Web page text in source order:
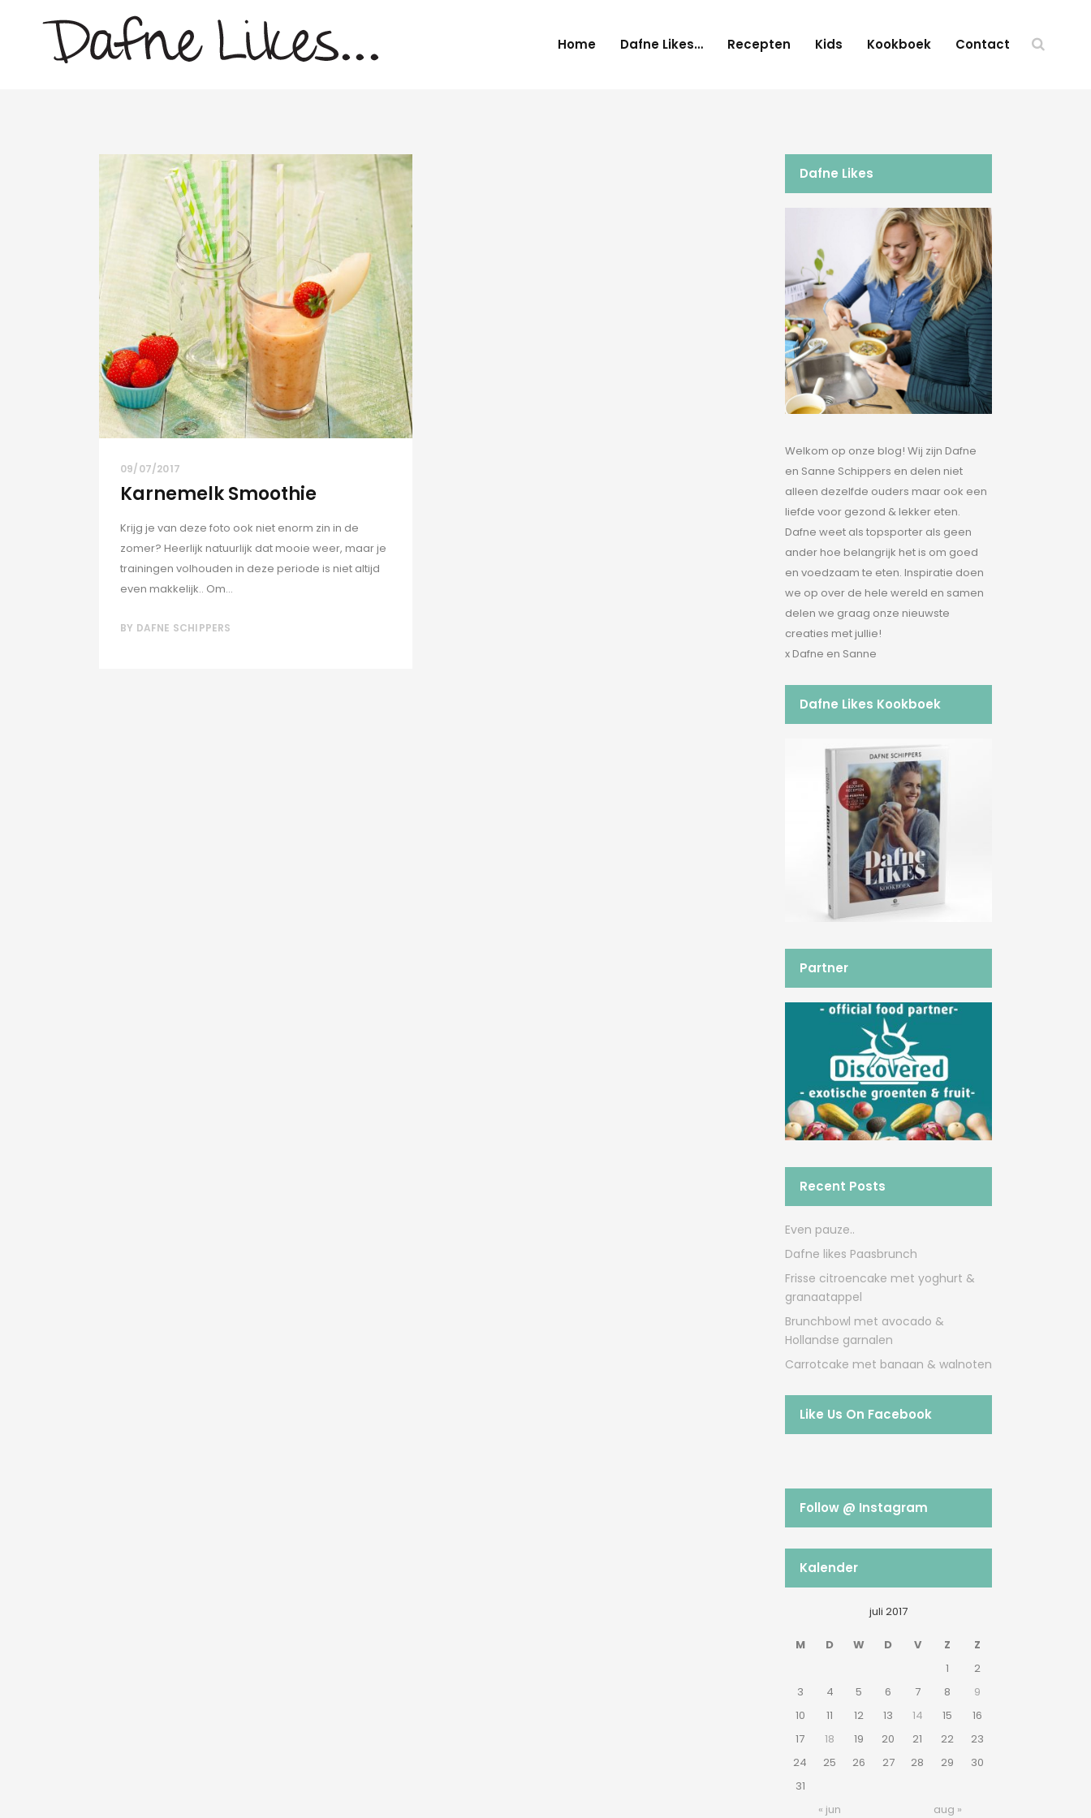
Home Dafne Likes… Recepten Kids Kookboek Contact
09/07/2017
Karnemelk Smoothie
Krijg je van deze foto ook niet enorm zin in de
zomer? Heerlijk natuurlijk dat mooie weer, maar je
trainingen volhouden in deze periode is niet altijd
even makkelijk.. Om...
BY DAFNE SCHIPPERS
Dafne Likes
Welkom op onze blog! Wij zijn Dafne
en Sanne Schippers en delen niet
alleen dezelfde ouders maar ook een
liefde voor gezond & lekker eten.
Dafne weet als topsporter als geen
ander hoe belangrijk het is om goed
en voedzaam te eten. Inspiratie doen
we op over de hele wereld en samen
delen we graag onze nieuwste
creaties met jullie!
x Dafne en Sanne
Dafne Likes Kookboek
Partner
Recent Posts
Even pauze..
Dafne likes Paasbrunch
Frisse citroencake met yoghurt &
granaatappel
Brunchbowl met avocado &
Hollandse garnalen
Carrotcake met banaan & walnoten
Like Us On Facebook
Follow @ Instagram
Kalender
juli 2017
M D W D V Z Z
« jun aug »
1
2
3
4 5 6 7 8
9
10
11 12 13 14 15
16
17
18 19 20 21 22
23
24
25 26 27 28 29
30
31